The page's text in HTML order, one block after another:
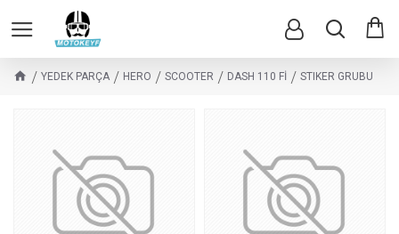
YEDEK PARÇA HERO SCOOTER DASH 110 Fİ STIKER GRUBU